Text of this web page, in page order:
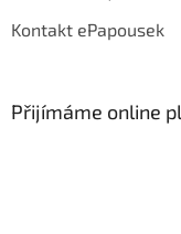
Kontakt ePapousek
Přijímáme online